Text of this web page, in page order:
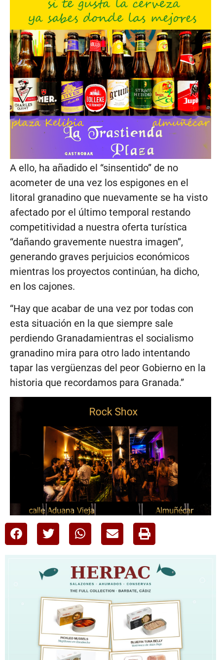
A ello, ha añadido el “sinsentido” de no
acometer de una vez los espigones en el
litoral granadino que nuevamente se ha visto
afectado por el último temporal restando
competitividad a nuestra oferta turística
“dañando gravemente nuestra imagen”,
generando graves perjuicios económicos
mientras los proyectos continúan, ha dicho,
en los cajones.
“Hay que acabar de una vez por todas con
esta situación en la que siempre sale
perdiendo Granadamientras el socialismo
granadino mira para otro lado intentando
tapar las vergüenzas del peor Gobierno en la
historia que recordamos para Granada.”